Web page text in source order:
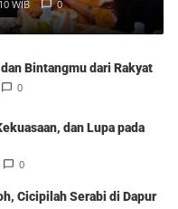
WIB 0
Bintangmu dari Rakyat
0
dan Lupa pada
0
Cicipilah Serabi di Dapur